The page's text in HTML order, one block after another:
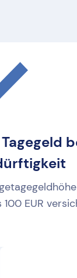
100 EUR